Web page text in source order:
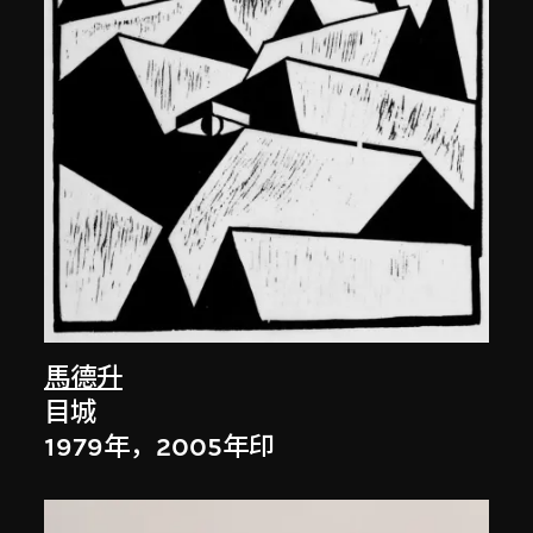
馬德升
目城
1979年，2005年印